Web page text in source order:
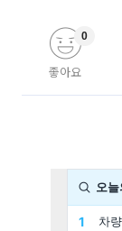
좋아요
0